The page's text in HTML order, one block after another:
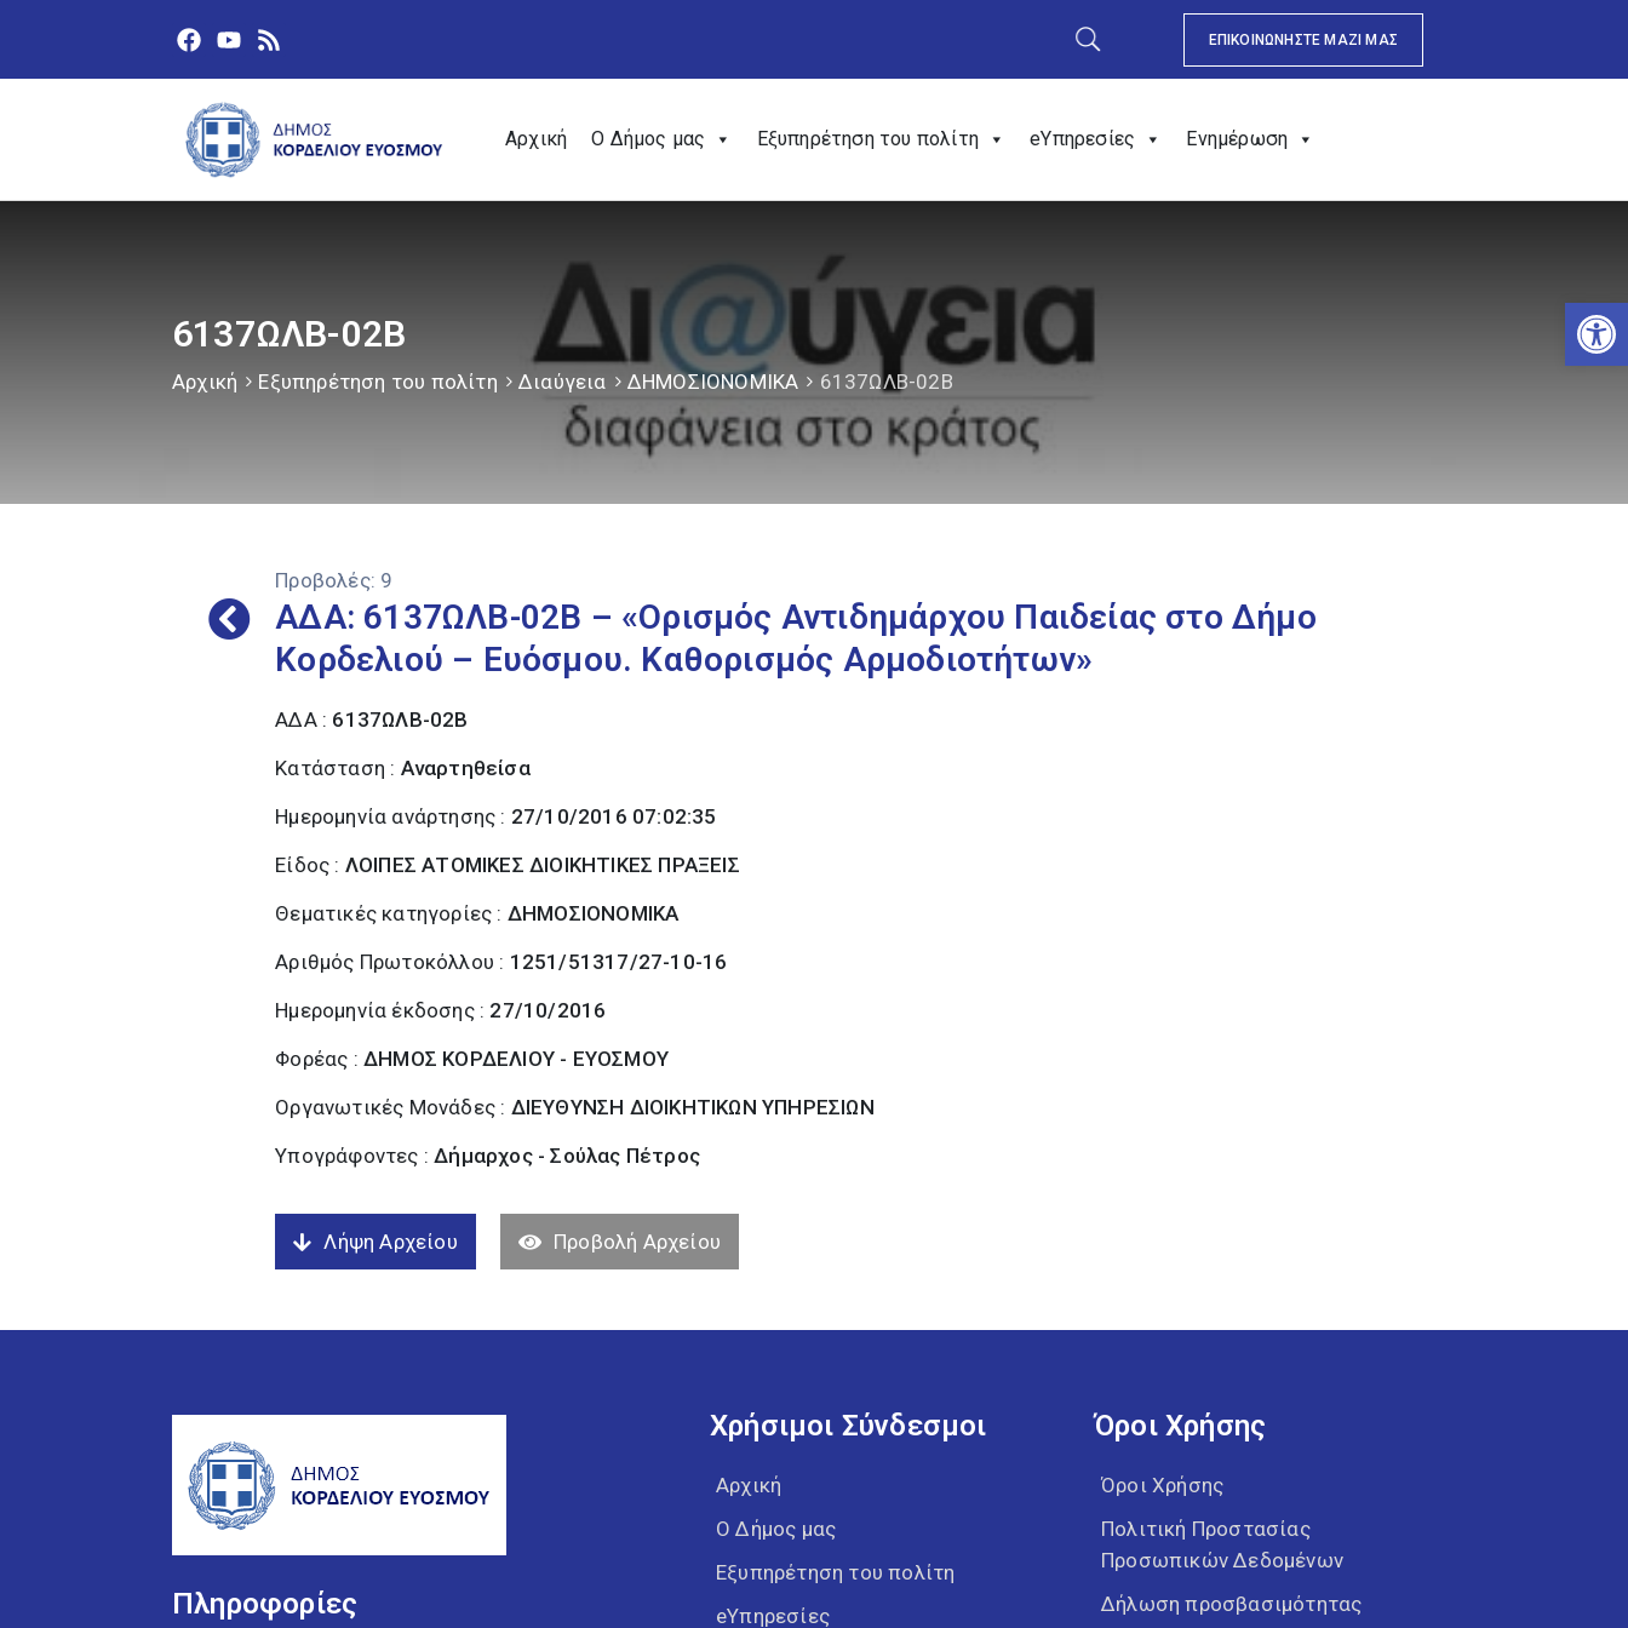
ΕΠΙΚΟΙΝΩΝΗΣΤΕ ΜΑΖΙ ΜΑΣ
Αρχική Ο Δήμος μας Εξυπηρέτηση του πολίτη eΥπηρεσίες Ενημέρωση
6137ΩΛΒ-02Β
Αρχική Εξυπηρέτηση του πολίτη Διαύγεια ΔΗΜΟΣΙΟΝΟΜΙΚΑ 6137ΩΛΒ-02Β
Προβολές: 9
ΑΔΑ: 6137ΩΛΒ-02Β – «Ορισμός Αντιδημάρχου Παιδείας στο Δήμο
Κορδελιού – Ευόσμου. Καθορισμός Αρμοδιοτήτων»
ΑΔΑ : 6137ΩΛΒ-02Β
Κατάσταση : Αναρτηθείσα
Ημερομηνία ανάρτησης : 27/10/2016 07:02:35
Είδος : ΛΟΙΠΕΣ ΑΤΟΜΙΚΕΣ ΔΙΟΙΚΗΤΙΚΕΣ ΠΡΑΞΕΙΣ
Θεματικές κατηγορίες : ΔΗΜΟΣΙΟΝΟΜΙΚΑ
Αριθμός Πρωτοκόλλου : 1251/51317/27-10-16
Ημερομηνία έκδοσης : 27/10/2016
Φορέας :ΔΗΜΟΣ ΚΟΡΔΕΛΙΟΥ - ΕΥΟΣΜΟΥ
Οργανωτικές Μονάδες : ΔΙΕΥΘΥΝΣΗ ΔΙΟΙΚΗΤΙΚΩΝ ΥΠΗΡΕΣΙΩΝ
Υπογράφοντες :Δήμαρχος - Σούλας Πέτρος
Λήψη Αρχείου Προβολή Αρχείου
Πληροφορίες
Χρήσιμοι Σύνδεσμοι
Αρχική
Ο Δήμος μας
Εξυπηρέτηση του πολίτη
eΥπηρεσίες
Όροι Χρήσης
Όροι Χρήσης
Πολιτική Προστασίας
Προσωπικών Δεδομένων
Δήλωση προσβασιμότητας